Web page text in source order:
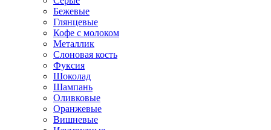
Бежевые
Глянцевые
Кофе с молоком
Металлик
Слоновая кость
Фуксия
Шоколад
Шампань
Оливковые
Оранжевые
Вишневые